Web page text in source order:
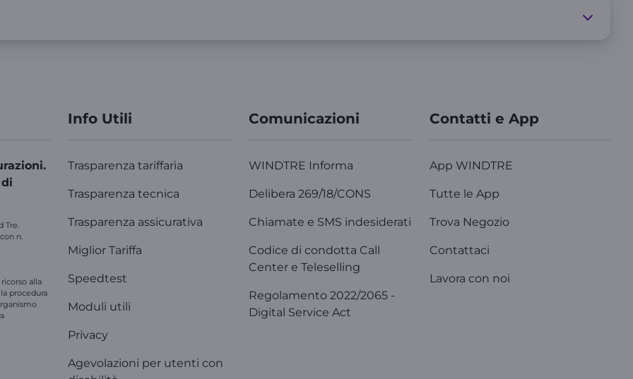
Tre.
n.
alla
procedura
Info Utili
Trasparenza tariffaria
Trasparenza tecnica
Trasparenza assicurativa
Miglior Tariffa
Speedtest
Moduli utili
Privacy
Agevolazioni per utenti con
Comunicazioni
WINDTRE Informa
Delibera 269/18/CONS
Chiamate e SMS indesiderati
Codice di condotta Call
Center e Teleselling
Regolamento 2022/2065 -
Digital Service Act
Contatti e App
App WINDTRE
Tutte le App
Trova Negozio
Contattaci
Lavora con noi